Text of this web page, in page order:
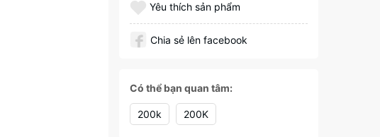
Yêu thích sản phẩm
Chia sẻ lên facebook
Có thể bạn quan tâm:
200k 200K